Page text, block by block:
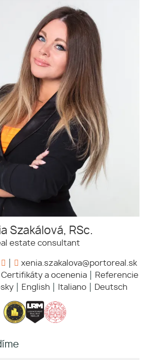
Szakálová, RSc.
estate consultant
xenia.szakalova@portoreal.sk
Certifikáty a ocenenia
Referencie
English Italiano Deutsch